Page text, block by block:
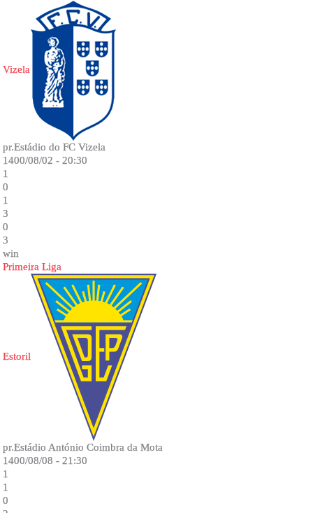
Vizela
pr.Estádio do FC Vizela
1400/08/02 - 20:30
1
0
1
3
0
3
win
Primeira Liga
Estoril
pr.Estádio António Coimbra da Mota
1400/08/08 - 21:30
1
1
0